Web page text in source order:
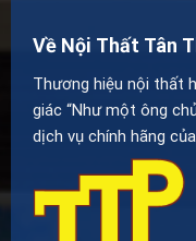
Về Nội Thất Tân
Thương hiệu nội thất
giác “Như một ông
dịch vụ chính hãng